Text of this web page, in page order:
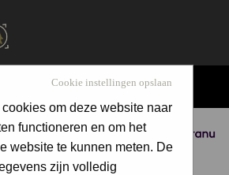
Sponsored by
Cookie instellingen opslaan
om deze website naar
functioneren en om het
website te kunnen meten. De
zijn volledig